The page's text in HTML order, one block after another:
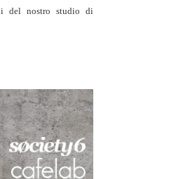
del nostro studio di